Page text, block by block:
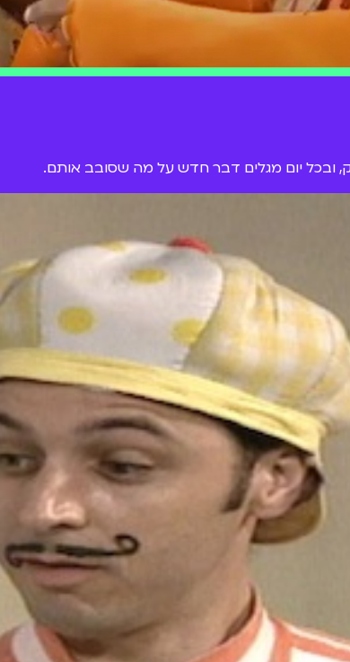
ובכל יום מגלים דבר חדש על מה שסובב אותם.